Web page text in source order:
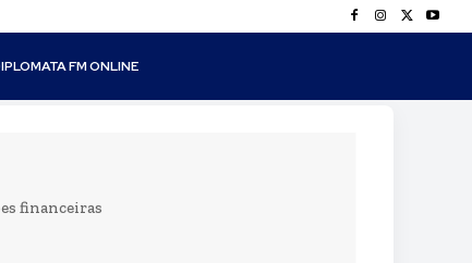
FM ONLINE
financeiras